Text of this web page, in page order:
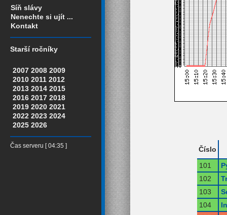
Síň slávy
Nenechte si ujít ...
Kontakt
Starší ročníky
2007 2008 2009
2010 2011 2012
2013 2014 2015
2016 2017 2018
2019 2020 2021
2022 2023 2024
2025 2026
Čas serveru [ 04:35 ]
Číslo
101
102
103
104